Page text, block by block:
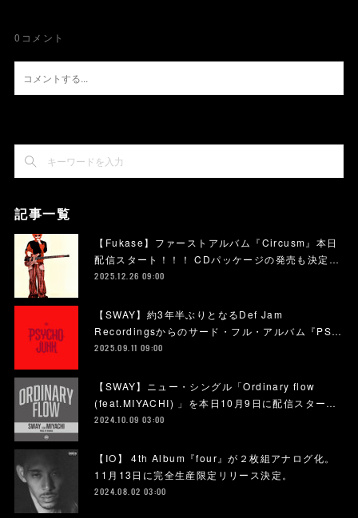
0 コメント
記事一覧
【Fukase】ファーストアルバム『Circusm』本日
配信スタート！！！ CDパッケージの発売も決定…
2025.12.26 09:00
【SWAY】約3年半ぶりとなるDef Jam
Recordingsからのサード・フル・アルバム『PS…
2025.09.11 09:00
【SWAY】ニュー・シングル「Ordinary flow
(feat.MIYACHI) 」を本日10月9日に配信スター…
2024.10.09 03:00
【IO】 4th Album『four』が２枚組アナログ化。
11月13日に完全生産限定リリース決定。
2024.08.02 03:00